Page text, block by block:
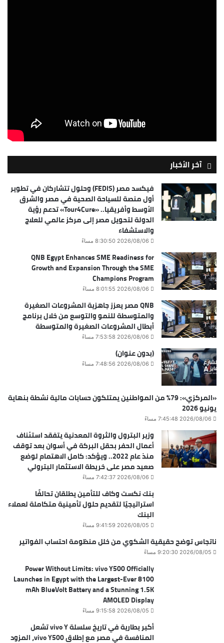
آخر الأخبار
فيكسد مصر (FEDIS) وحلول تتشاركان في تطوير
أول منصة للسياحة الصحية في مصر والشرق
الأوسط وأفريقيا.. «Tour4Cure» تدعم رؤية
الدولة لتحويل مصر إلى مركز عالمي للعلاج
والاستشفاء
2026/08/06 8:30:50 مساءً
QNB Egypt Enhances SME Readiness for
Growth and Expansion Through the SME
Champions Program
2026/08/06 8:01:55 مساءً
QNB مصر يعزز جاهزية المشروعات الصغيرة
والمتوسطة للنمو والتوسع من خلال برنامج
أبطال المشروعات الصغيرة والمتوسطة
2026/08/06 7:53:58 مساءً
(بدون عنوان)
2026/08/06 7:48:56 مساءً
«المركزي»: 79% من المواطنين يمتلكون حسابات مالية نشطة بنهاية
يونيو 2026
2026/08/06 7:45:48 مساءً
وزير البترول والثروة المعدنية يتفقد استئناف
أعمال الحفر بحقل البركة في أسوان بعد توقف
منذ عام 2022.. ويؤكد: كامل الاهتمام لوضع
صعيد مصر على خريطة الاستثمار البترولي
2026/08/06 7:42:37 مساءً
بنك نكست وكاف للتأمين يطلقان تحالفًا
استراتيجيًا لتقديم حلول تأمينية متكاملة لعملاء
البنك
2026/08/05 9:41:59 مساءً
ناتجاس توضح حقيقية الشكوي من خلل منظومة احتساب الفواتير
2026/08/05 9:20:30 مساءً
Power Without Limits: vivo Y500 Officially
Launches in Egypt with the Largest-Ever 8100
mAh BlueVolt Battery and a Stunning 1.5K
AMOLED Display
2026/08/05 9:15:58 مساءً
أكبر بطارية في تاريخ سلسلة vivo Y تشعل
المنافسة في مصر مع إطلاق vivo Y500، المزود